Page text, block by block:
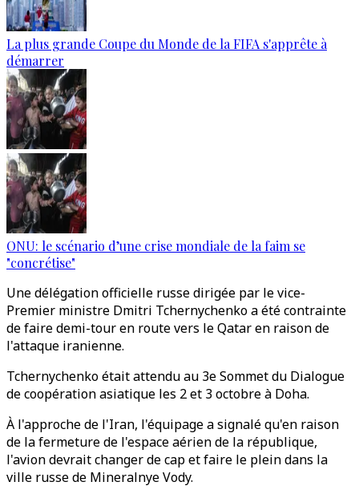
La plus grande Coupe du Monde de la FIFA s'apprête à
démarrer
ONU: le scénario d’une crise mondiale de la faim se
"concrétise"
Une délégation officielle russe dirigée par le vice-
Premier ministre Dmitri Tchernychenko a été contrainte
de faire demi-tour en route vers le Qatar en raison de
l'attaque iranienne.
Tchernychenko était attendu au 3e Sommet du Dialogue
de coopération asiatique les 2 et 3 octobre à Doha.
À l'approche de l'Iran, l'équipage a signalé qu'en raison
de la fermeture de l'espace aérien de la république,
l'avion devrait changer de cap et faire le plein dans la
ville russe de Mineralnye Vody.